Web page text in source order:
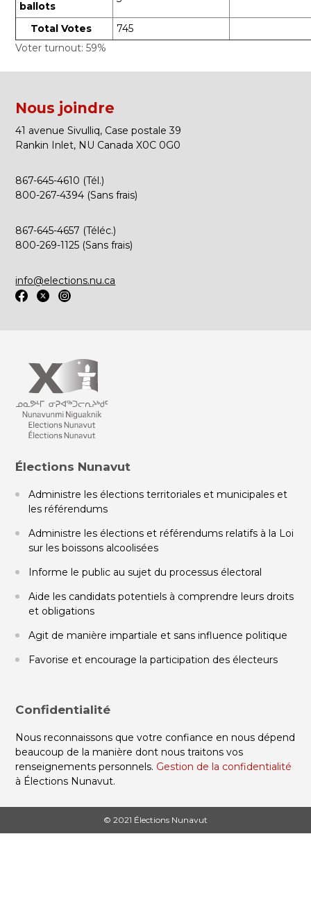
ballots
Total Votes
745
Voter turnout: 59%
Nous joindre
41 avenue Sivulliq, Case postale 39
Rankin Inlet, NU Canada X0C 0G0
867-645-4610 (Tél.)
800-267-4394 (Sans frais)
867-645-4657 (Téléc.)
800-269-1125 (Sans frais)
info@elections.nu.ca
Élections Nunavut
Administre les élections territoriales et municipales et
les référendums
Administre les élections et référendums relatifs à la Loi
sur les boissons alcoolisées
Informe le public au sujet du processus électoral
Aide les candidats potentiels à comprendre leurs droits
et obligations
Agit de manière impartiale et sans influence politique
Favorise et encourage la participation des électeurs
Confidentialité
Nous reconnaissons que votre confiance en nous dépend
beaucoup de la manière dont nous traitons vos
renseignements personnels. Gestion de la confidentialité
à Élections Nunavut.
© 2021 Élections Nunavut